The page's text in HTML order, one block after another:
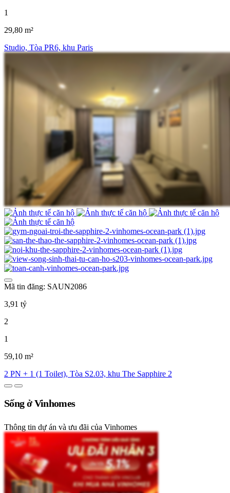
1
29,80 m²
Studio, Tòa PR6, khu Paris
Mã tin đăng: SAUN2086
3,91 tỷ
2
1
59,10 m²
2 PN + 1 (1 Toilet), Tòa S2.03, khu The Sapphire 2
Sống ở Vinhomes
Thông tin dự án và ưu đãi của Vinhomes